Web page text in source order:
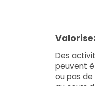
Des
peuvent
ou pas